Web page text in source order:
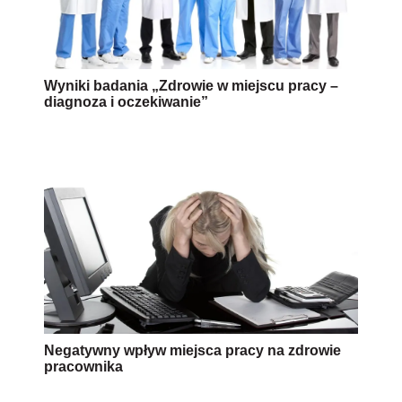
Wyniki badania „Zdrowie w miejscu pracy –
diagnoza i oczekiwanie”
Negatywny wpływ miejsca pracy na zdrowie
pracownika